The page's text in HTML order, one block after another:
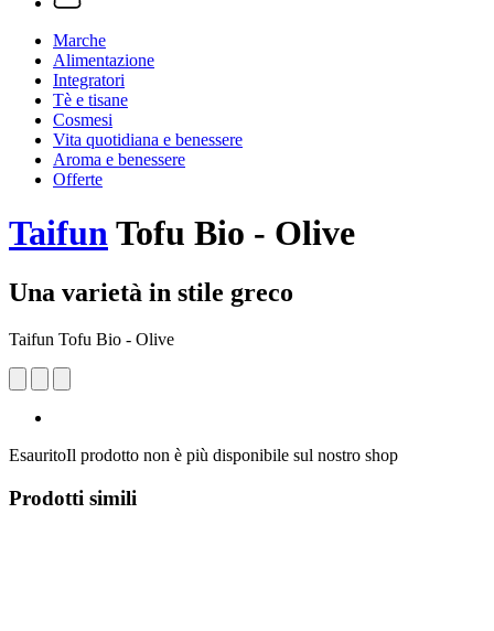
Marche
Alimentazione
Integratori
Tè e tisane
Cosmesi
Vita quotidiana e benessere
Aroma e benessere
Offerte
TaifunTofu Bio - Olive
Una varietà in stile greco
Taifun Tofu Bio - Olive
EsauritoIl prodotto non è più disponibile sul nostro shop
Prodotti simili